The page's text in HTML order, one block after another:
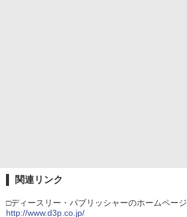
関連リンク
□ディースリー・パブリッシャーのホームページ
http://www.d3p.co.jp/